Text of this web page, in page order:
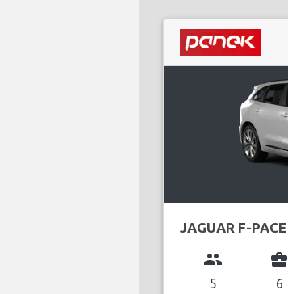
JAGUAR F-PACE
group
5
business_center
6